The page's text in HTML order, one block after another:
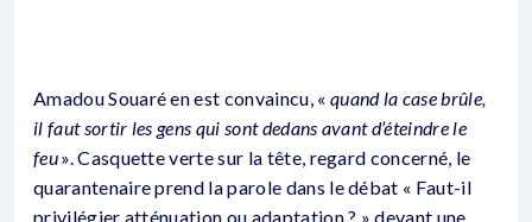
Amadou Souaré en est convaincu, « quand la case brûle,
il faut sortir les gens qui sont dedans avant d’éteindre le
feu». Casquette verte sur la tête, regard concerné, le
quarantenaire prend la parole dans le débat « Faut-il
privilégier atténuation ou adaptation ? » devant une